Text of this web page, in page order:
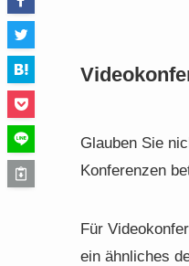
Glauben Sie
Konferenzen
Für
ein ähnliches